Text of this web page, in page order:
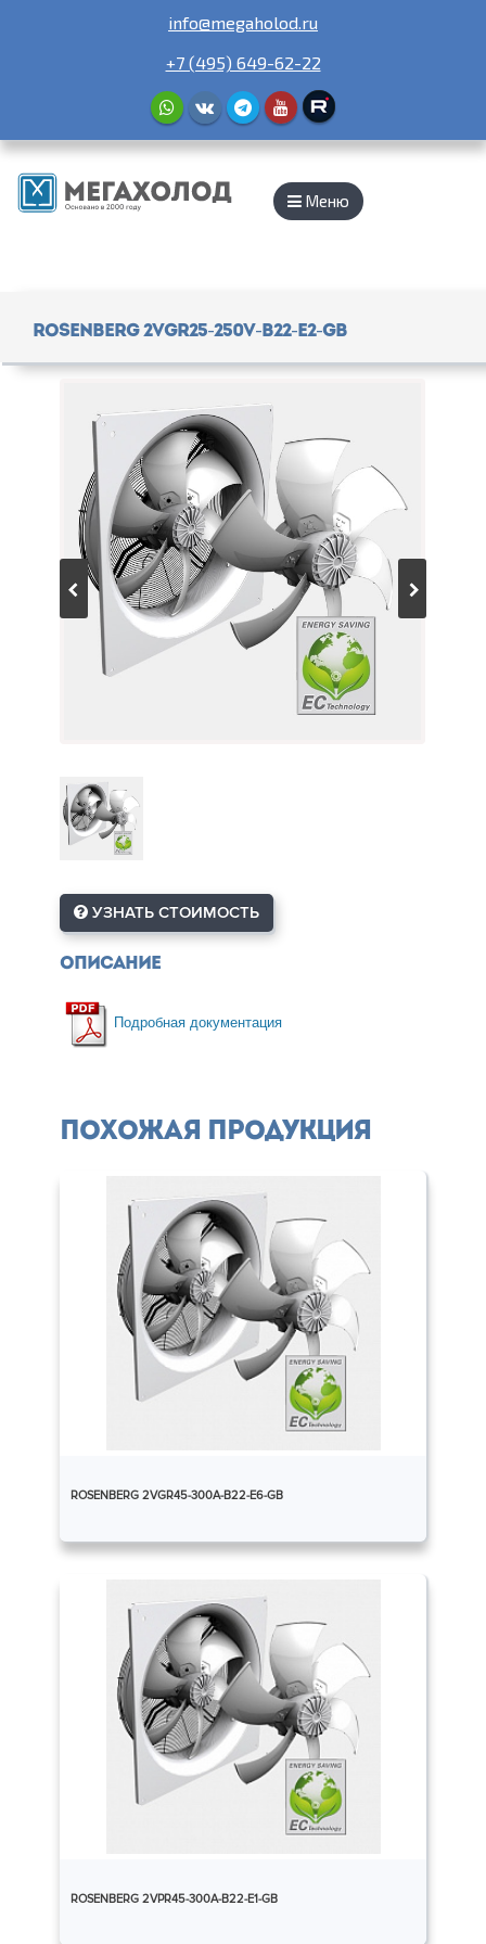
info@megaholod.ru
+7 (495) 649-62-22
Меню
Rosenberg 2VGR25-250V-B22-E2-gb
УЗНАТЬ СТОИМОСТЬ
Описание
Подробная документация
Похожая продукция
ROSENBERG 2VGR45-300A-B22-E6-GB
ROSENBERG 2VPR45-300A-B22-E1-GB